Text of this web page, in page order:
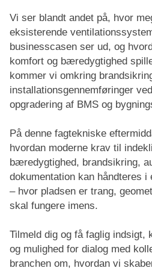
Vi ser blandt andet på, hvor
eksisterende
businesscasen ser ud, og
komfort og bæredygtighed
kommer vi omkring
installationsgennemføringer
opgradering af BMS og
På denne fagtekniske
hvordan moderne krav til
bæredygtighed, brandsikring,
dokumentation kan håndteres i
– hvor pladsen er trang,
skal fungere imens.
Tilmeld dig og få faglig indsigt,
og mulighed for dialog med
branchen om, hvordan vi